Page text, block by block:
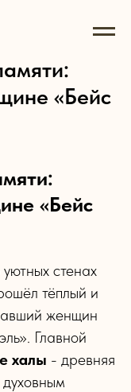
«Бейс
«Бейс
стенах
тёплый и
женщин
Главной
халы - древняя